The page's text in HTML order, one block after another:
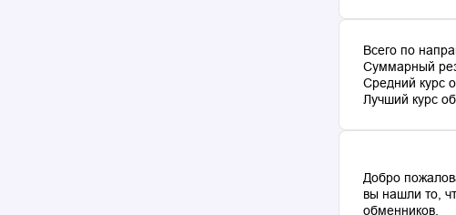
Всего по
Суммарный
Средний курс
Лучший курс
Добро
вы нашли то,
обменников.